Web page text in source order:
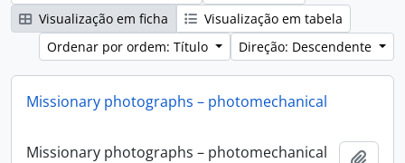
Visualização em ficha
Visualização em tabela
Ordenar por ordem: Título
Direção: Descendente
Missionary photographs – photomechanical
Missionary photographs – photomechanical